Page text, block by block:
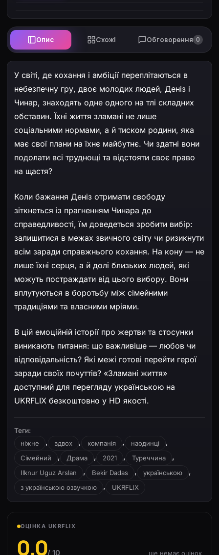
Опис Схожі Обговорення 0
У світі, де кохання і амбіції переплітаються в
небезпечну гру, двоє молодих людей, Деніз і
Чинар, знаходять одне одного на тлі складних
обставин. Їхні життя зламані не лише
соціальними нормами, а й тиском родини, яка
має свої плани на їхнє майбутнє. Чи здатні вони
подолати всі труднощі та відстояти своє право
на щастя?
Коли бажання Деніз отримати свободу
зіткнеться із прагненням Чинара до
справедливості, їм доведеться зробити вибір:
залишитися в межах звичного світу чи ризикнути
всім заради справжнього кохання. На кону — не
лише їхні серця, а й долі близьких людей, які
можуть постраждати від цього вибору. Вони
вплутуються в боротьбу між сімейними
традиціями та власними мріями.
В цій емоційній історії про жертви та стосунки
виникають питання: що важливіше — любов чи
відповідальність? Які межі готові перейти герої
заради своїх почуттів? «Зламані життя»
доступний для перегляду українською на
UKRFLIX безкоштовно у HD якості.
Теги:
ніжне
, вдвох , компанія , наодинці ,
Сімейний , Драма , 2021 , Туреччина ,
Ilknur Uguz Arslan , Bekir Dadas , українською ,
з українською озвучкою , UKRFLIX
ОЦІНКА UKRFLIX
0.0/ 10 ще немає оцінок